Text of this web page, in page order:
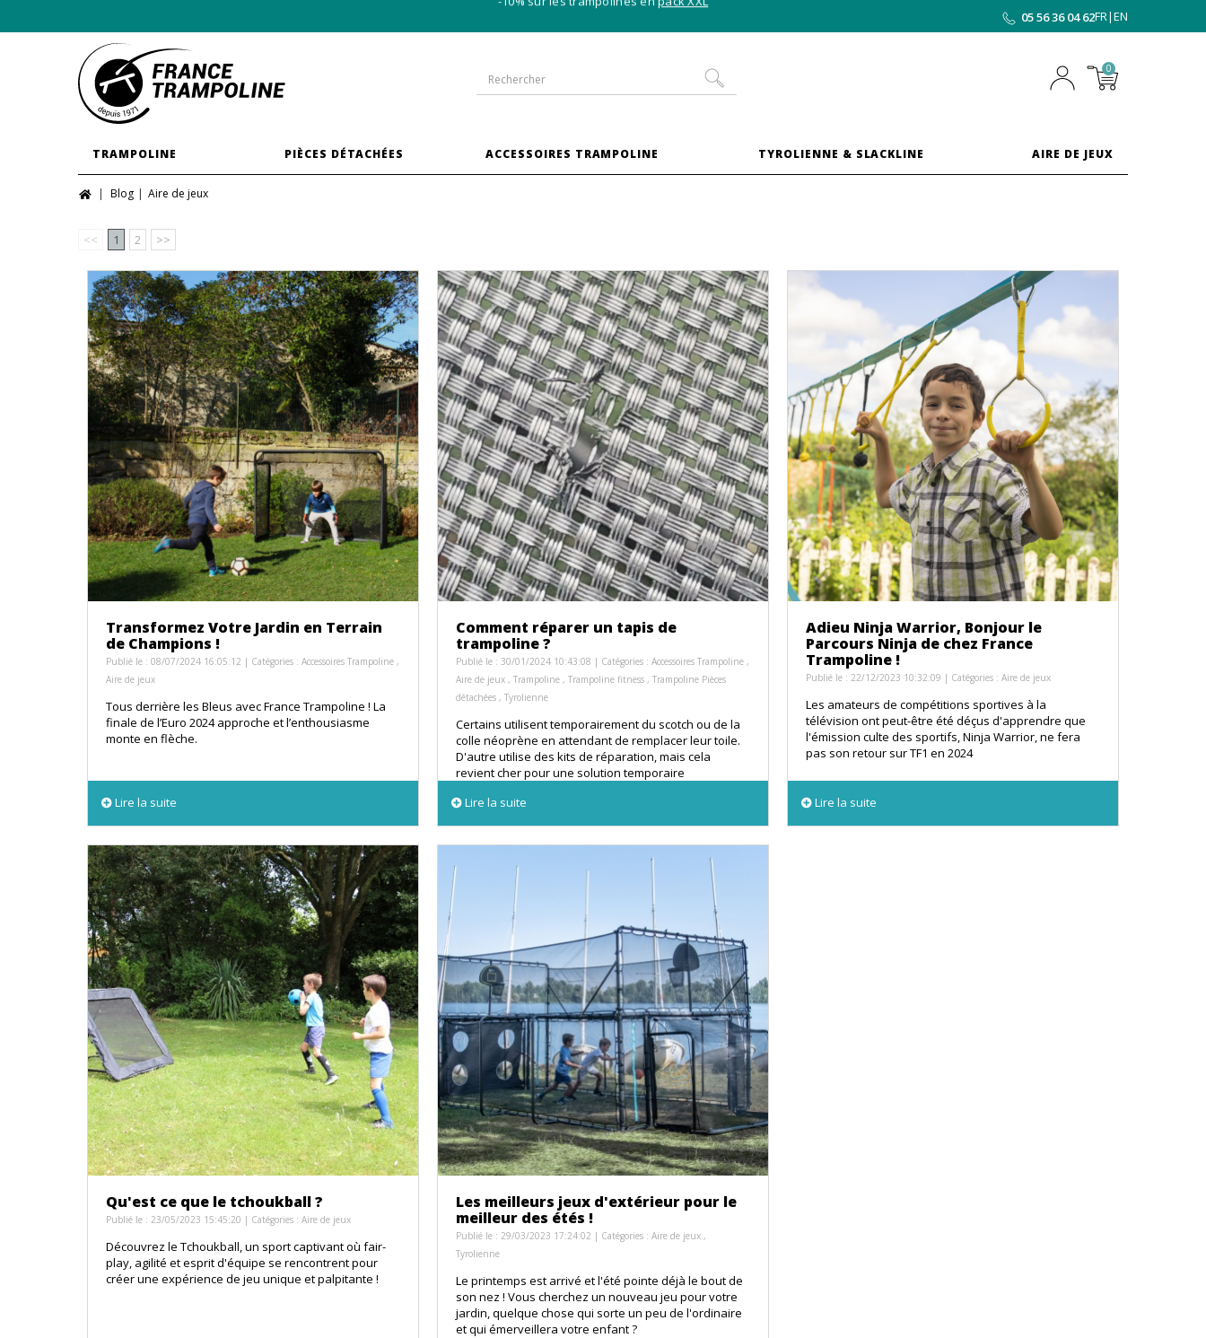
05 56 36 04 62FR|EN
0
TRAMPOLINE PIÈCES DÉTACHÉES ACCESSOIRES TRAMPOLINE TYROLIENNE & SLACKLINE AIRE DE JEUX
Blog Aire de jeux
<< 1 2 >>
Transformez Votre Jardin en Terrain
de Champions !
Publié le : 08/07/2024 16:05:12 | Catégories : Accessoires Trampoline ,
Aire de jeux
Tous derrière les Bleus avec France Trampoline ! La
finale de l’Euro 2024 approche et l’enthousiasme
monte en flèche.
Lire la suite
Comment réparer un tapis de
trampoline ?
Publié le : 30/01/2024 10:43:08 | Catégories : Accessoires Trampoline,
Aire de jeux, Trampoline, Trampoline fitness, Trampoline Pièces
détachées, Tyrolienne
Certains utilisent temporairement du scotch ou de la
colle néoprène en attendant de remplacer leur toile.
D'autre utilise des kits de réparation, mais cela
revient cher pour une solution temporaire
Lire la suite
Adieu Ninja Warrior, Bonjour le
Parcours Ninja de chez France
Trampoline !
Publié le : 22/12/2023 10:32:09 | Catégories : Aire de jeux
Les amateurs de compétitions sportives à la
télévision ont peut-être été déçus d'apprendre que
l'émission culte des sportifs, Ninja Warrior, ne fera
pas son retour sur TF1 en 2024
Lire la suite
Qu'est ce que le tchoukball ?
Publié le : 23/05/2023 15:45:20 | Catégories : Aire de jeux
Découvrez le Tchoukball, un sport captivant où fair-
play, agilité et esprit d'équipe se rencontrent pour
créer une expérience de jeu unique et palpitante !
Les meilleurs jeux d'extérieur pour le
meilleur des étés !
Publié le : 29/03/2023 17:24:02 | Catégories : Aire de jeux,
Tyrolienne
Le printemps est arrivé et l'été pointe déjà le bout de
son nez ! Vous cherchez un nouveau jeu pour votre
jardin, quelque chose qui sorte un peu de l'ordinaire
et qui émerveillera votre enfant ?